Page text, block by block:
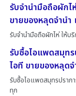
รับจำนำมือถือผัก
ขายของหลุดจำน
รับจำนำมือถือผักไห่ ให้บ
รับซื้อไอแพดสมุท
ไอที ขายของหลุด
รับซื้อไอแพดสมุทรปราก
ทุก